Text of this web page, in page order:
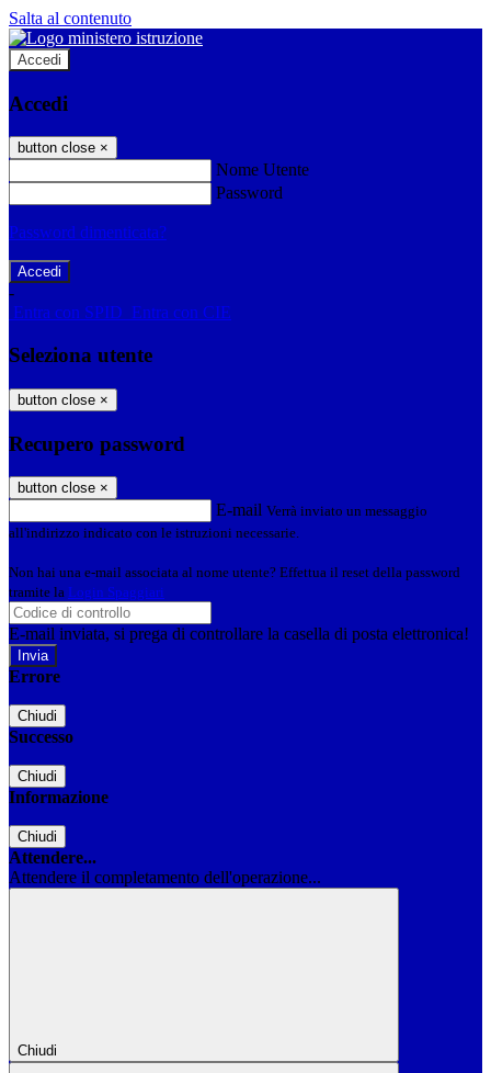
Salta al contenuto
Accedi
Accedi
button close ×
Nome Utente
Password
Password dimenticata?
-
Entra con SPID Entra con CIE
Seleziona utente
button close ×
Recupero password
button close ×
E-mail Verrà inviato un messaggio
all'indirizzo indicato con le istruzioni necessarie.
Non hai una e-mail associata al nome utente? Effettua il reset della password
tramite la Login Spaggiari
E-mail inviata, si prega di controllare la casella di posta elettronica!
Errore
Chiudi
Successo
Chiudi
Informazione
Chiudi
Attendere...
Attendere il completamento dell'operazione...
Chiudi